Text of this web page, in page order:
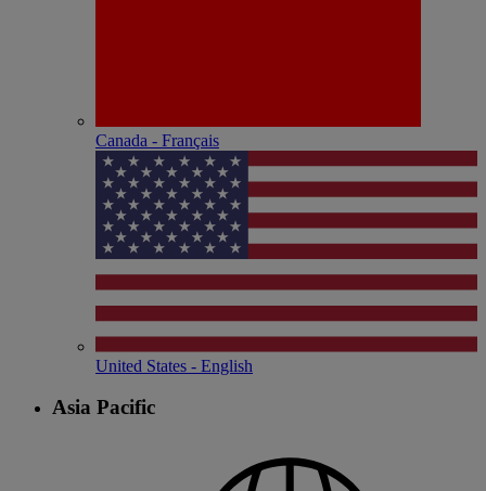
Canada - Français
United States - English
Asia Pacific